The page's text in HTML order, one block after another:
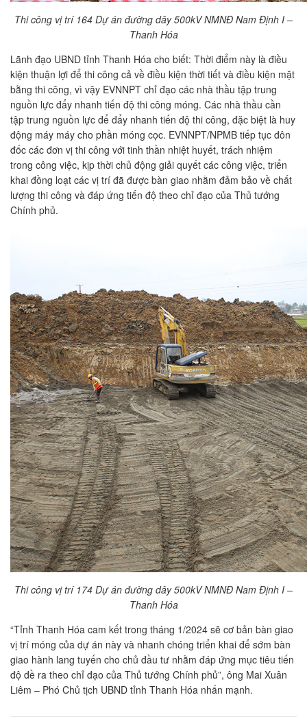
Thi công vị trí 164 Dự án đường dây 500kV NMNĐ Nam Định I –
Thanh Hóa
Lãnh đạo UBND tỉnh Thanh Hóa cho biết: Thời điểm này là điều
kiện thuận lợi để thi công cả về điều kiện thời tiết và điều kiện mặt
bằng thi công, vì vậy EVNNPT chỉ đạo các nhà thầu tập trung
nguồn lực đẩy nhanh tiến độ thi công móng. Các nhà thầu cần
tập trung nguồn lực để đẩy nhanh tiến độ thi công, đặc biệt là huy
động máy máy cho phần móng cọc. EVNNPT/NPMB tiếp tục đôn
đốc các đơn vị thi công với tinh thần nhiệt huyết, trách nhiệm
trong công việc, kịp thời chủ động giải quyết các công việc, triển
khai đồng loạt các vị trí đã được bàn giao nhằm đảm bảo về chất
lượng thi công và đáp ứng tiến độ theo chỉ đạo của Thủ tướng
Chính phủ.
Thi công vị trí 174 Dự án đường dây 500kV NMNĐ Nam Định I –
Thanh Hóa
“Tỉnh Thanh Hóa cam kết trong tháng 1/2024 sẽ cơ bản bàn giao
vị trí móng của dự án này và nhanh chóng triển khai để sớm bàn
giao hành lang tuyến cho chủ đầu tư nhằm đáp ứng mục tiêu tiến
độ đề ra theo chỉ đạo của Thủ tướng Chính phủ”, ông Mai Xuân
Liêm – Phó Chủ tịch UBND tỉnh Thanh Hóa nhấn mạnh.